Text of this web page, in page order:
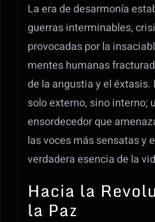
La era de desarmonía
guerras interminables,
provocadas por la
mentes humanas
de la angustia y el éxtasis.
solo externo, sino interno;
ensordecedor que
las voces más sensatas y
verdadera esencia de la
Hacia la
la Paz